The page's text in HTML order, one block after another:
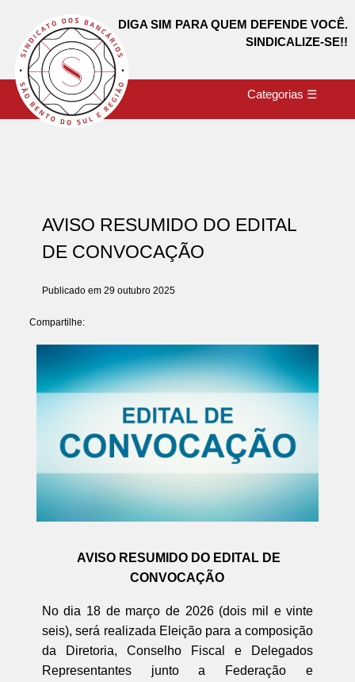
DIGA SIM PARA QUEM DEFENDE VOCÊ.
SINDICALIZE-SE!!
Categorias ☰
AVISO RESUMIDO DO EDITAL
DE CONVOCAÇÃO
Publicado em 29 outubro 2025
Compartilhe:
AVISO RESUMIDO DO EDITAL DE
CONVOCAÇÃO
No dia 18 de março de 2026 (dois mil e vinte
seis), será realizada Eleição para a composição
da Diretoria, Conselho Fiscal e Delegados
Representantes junto a Federação e